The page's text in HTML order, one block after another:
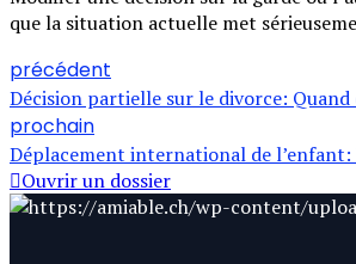
que la situation actuelle met
précédent
Décision partielle sur le divorce: Quand
prochain
Déplacement international de l’enfant:
Ouvrir un dossier